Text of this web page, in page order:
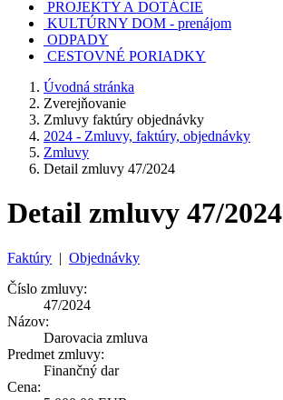
PROJEKTY A DOTÁCIE
KULTÚRNY DOM - prenájom
ODPADY
CESTOVNÉ PORIADKY
Úvodná stránka
Zverejňovanie
Zmluvy faktúry objednávky
2024 - Zmluvy, faktúry, objednávky
Zmluvy
Detail zmluvy 47/2024
Detail zmluvy 47/2024
Faktúry | Objednávky
Číslo zmluvy:
47/2024
Názov:
Darovacia zmluva
Predmet zmluvy:
Finančný dar
Cena: